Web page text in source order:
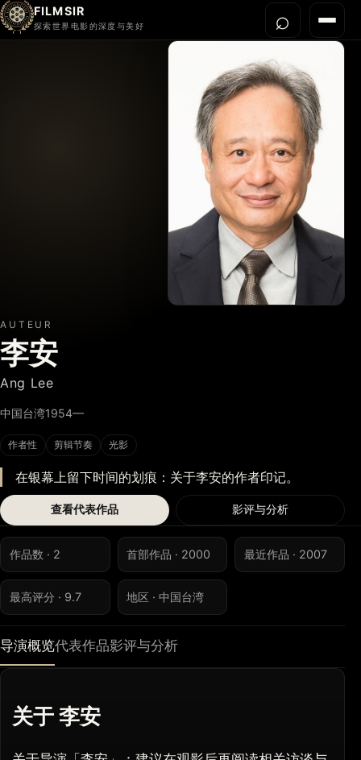
FILMSIR
探索世界电影的深度与美好 菜单
⌕打开
AUTEUR
李安
Ang Lee
中国台湾1954—
作者性 剪辑节奏 光影
在银幕上留下时间的划痕：关于李安的作者印记。
查看代表作品 影评与分析
作品数 · 2 首部作品 · 2000 最近作品 · 2007
最高评分 · 9.7 地区 · 中国台湾
导演概览代表作品影评与分析
关于 李安